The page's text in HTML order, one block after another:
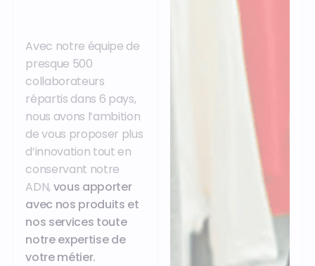
Avec notre équipe de
presque 500
collaborateurs
répartis dans 6 pays,
nous avons l’ambition
de vous proposer plus
d’innovation tout en
conservant notre
ADN, vous apporter
avec nos produits et
nos services toute
notre expertise de
votre métier.